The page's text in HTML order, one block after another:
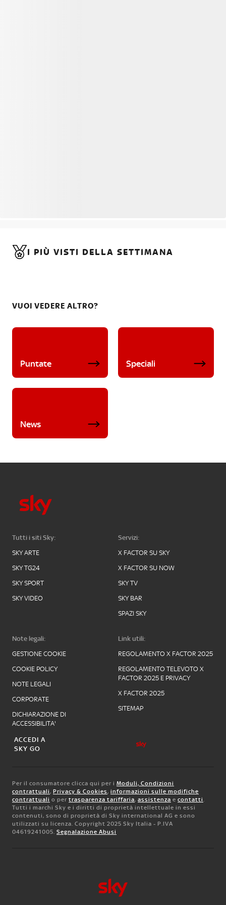
I PIÙ VISTI DELLA SETTIMANA
VUOI VEDERE ALTRO?
Puntate Speciali
News
Tutti i siti Sky:
SKY ARTE
SKY TG24
SKY SPORT
SKY VIDEO
Servizi:
X FACTOR SU SKY
X FACTOR SU NOW
SKY TV
SKY BAR
SPAZI SKY
Note legali:
GESTIONE COOKIE
COOKIE POLICY
NOTE LEGALI
CORPORATE
DICHIARAZIONE DI
ACCESSIBILITA'
Link utili:
REGOLAMENTO X FACTOR 2025
REGOLAMENTO TELEVOTO X
FACTOR 2025 E PRIVACY
X FACTOR 2025
SITEMAP
ACCEDI A
SKY GO
Per il consumatore clicca qui per i Moduli, Condizioni
contrattuali, Privacy & Cookies, informazioni sulle modifiche
contrattuali o per trasparenza tariffaria, assistenza e contatti.
Tutti i marchi Sky e i diritti di proprietà intellettuale in essi
contenuti, sono di proprietà di Sky international AG e sono
utilizzati su licenza. Copyright 2025 Sky Italia - P.IVA
04619241005. Segnalazione Abusi